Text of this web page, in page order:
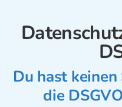
Du hast
die